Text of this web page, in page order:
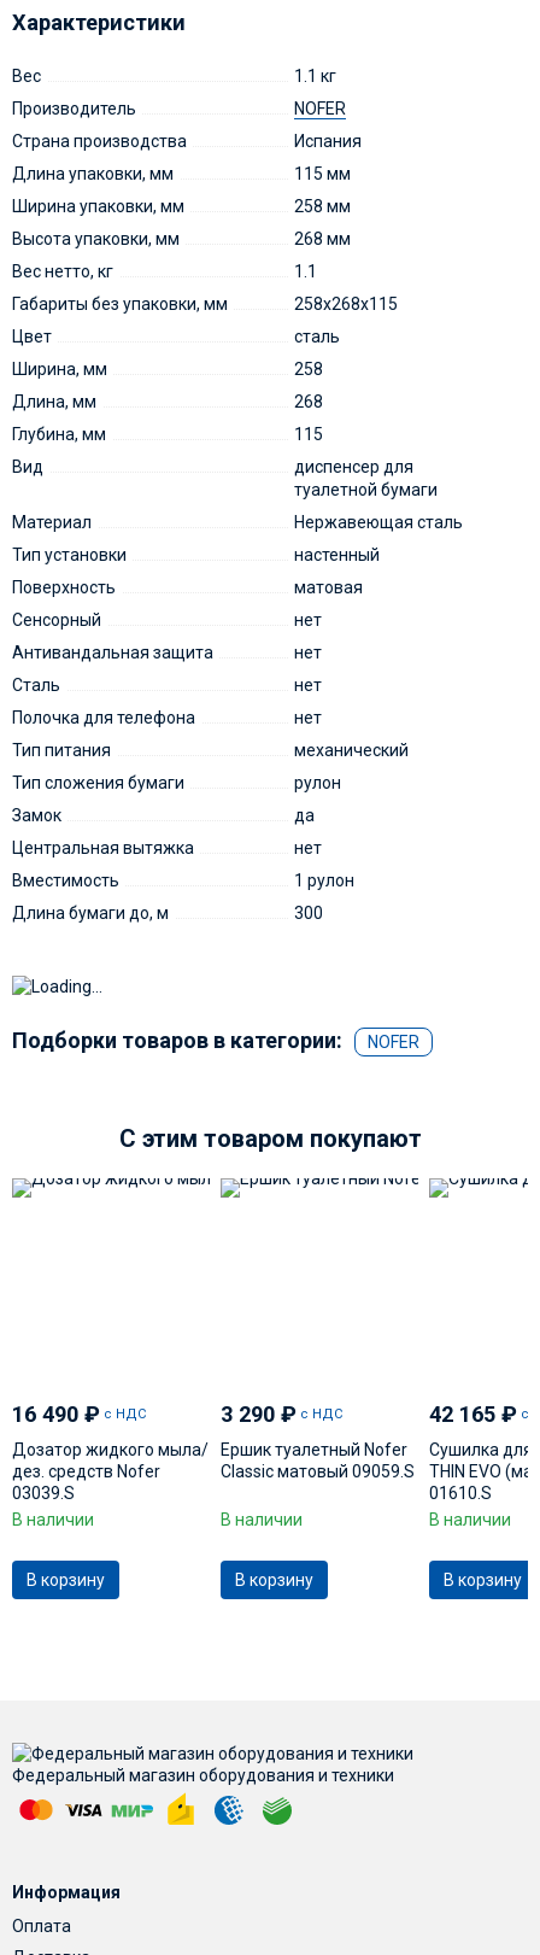
Характеристики
Вес
1.1 кг
Производитель
NOFER
Страна производства
Испания
Длина упаковки, мм
115 мм
Ширина упаковки, мм
258 мм
Высота упаковки, мм
268 мм
Вес нетто, кг
1.1
Габариты без упаковки, мм
258х268х115
Цвет
сталь
Ширина, мм
258
Длина, мм
268
Глубина, мм
115
Вид
диспенсер для
туалетной бумаги
Материал
Нержавеющая сталь
Тип установки
настенный
Поверхность
матовая
Сенсорный
нет
Антивандальная защита
нет
Сталь
нет
Полочка для телефона
нет
Тип питания
механический
Тип сложения бумаги
рулон
Замок
да
Центральная вытяжка
нет
Вместимость
1 рулон
Длина бумаги до, м
300
Подборки товаров в категории: NOFER
C этим товаром покупают
16 490 ₽ с НДС
Дозатор жидкого мыла/
дез. средств Nofer
03039.S
В наличии
В корзину
3 290 ₽ с НДС
Ершик туалетный Nofer
Classic матовый 09059.S
В наличии
В корзину
42 165 ₽ с
Сушилка для
THIN EVO
01610.S
В наличии
В корзину
Федеральный магазин оборудования и техники
Информация
Оплата